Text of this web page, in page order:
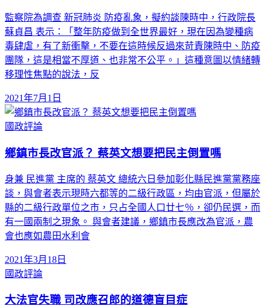
監察院為調查 新冠肺炎 防疫亂象，擬約談陳時中，行政院長
蘇貞昌 表示：「整年防疫做到全世界最好，現在因為變種病
毒肆虐，有了新衝擊，不要在這時候反過來苛責陳時中、防疫
團隊，這是相當不厚道、也非常不公平。」這種意圖以情緒轉
移理性焦點的說法，反
2021年7月1日
國政評論
鄉鎮市長改官派？ 蔡英文想要把民主倒置嗎
身兼 民進黨 主席的 蔡英文 總統六日參加彰化縣民進黨黨務座
談，與會者表示現時六都等的二級行政區，均由官派，但屬於
縣的二級行政單位之市，只占全國人口廿七％，卻仍民選，而
有一國兩制之現象。 與會者建議，鄉鎮市長應改為官派，農
會也應如農田水利會
2021年3月18日
國政評論
大法官失職 司改應召郎的道德盲目症